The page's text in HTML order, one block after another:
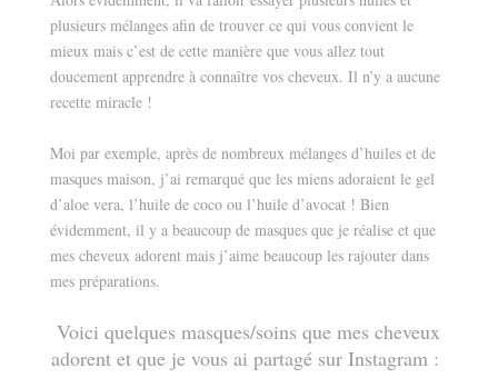
plusieurs mélanges afin de trouver ce qui vous convient le
mieux mais c’est de cette manière que vous allez tout
doucement apprendre à connaître vos cheveux. Il n’y a aucune
recette miracle !
Moi par exemple, après de nombreux mélanges d’huiles et de
masques maison, j’ai remarqué que les miens adoraient le gel
d’aloe vera, l’huile de coco ou l’huile d’avocat ! Bien
évidemment, il y a beaucoup de masques que je réalise et que
mes cheveux adorent mais j’aime beaucoup les rajouter dans
mes préparations.
Voici quelques masques/soins que mes cheveux
adorent et que je vous ai partagé sur Instagram :